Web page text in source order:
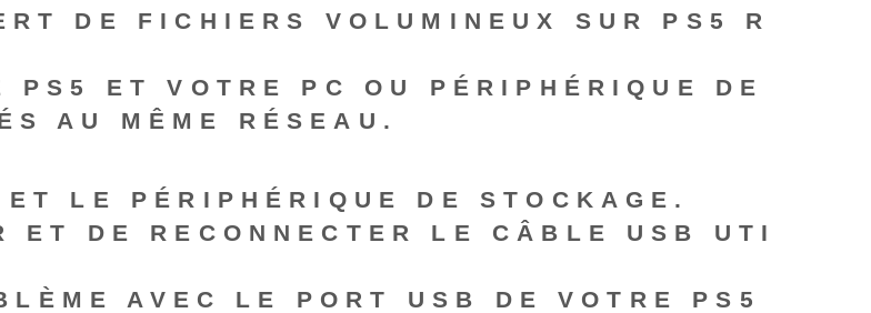
DE FICHIERS VOLUMINEUX SUR PS5 R
PS5 ET VOTRE PC OU PÉRIPHÉRIQUE DE
AU MÊME RÉSEAU.
LE PÉRIPHÉRIQUE DE STOCKAGE.
ET DE RECONNECTER LE CÂBLE USB UTI
AVEC LE PORT USB DE VOTRE PS5